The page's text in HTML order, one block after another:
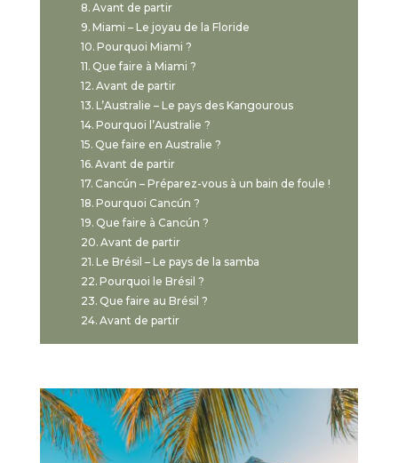
Avant de partir
Miami – Le joyau de la Floride
Pourquoi Miami ?
Que faire à Miami ?
Avant de partir
L’Australie – Le pays des Kangourous
Pourquoi l’Australie ?
Que faire en Australie ?
Avant de partir
Cancún – Préparez-vous à un bain de foule !
Pourquoi Cancún ?
Que faire à Cancún ?
Avant de partir
Le Brésil – Le pays de la samba
Pourquoi le Brésil ?
Que faire au Brésil ?
Avant de partir